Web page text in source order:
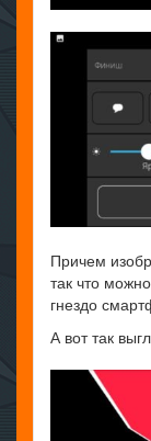
Причем
так что
гнездо
А вот так